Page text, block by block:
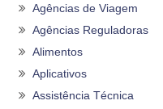
Agências de Viagem
Agências Reguladoras
Alimentos
Aplicativos
Assistência Técnica